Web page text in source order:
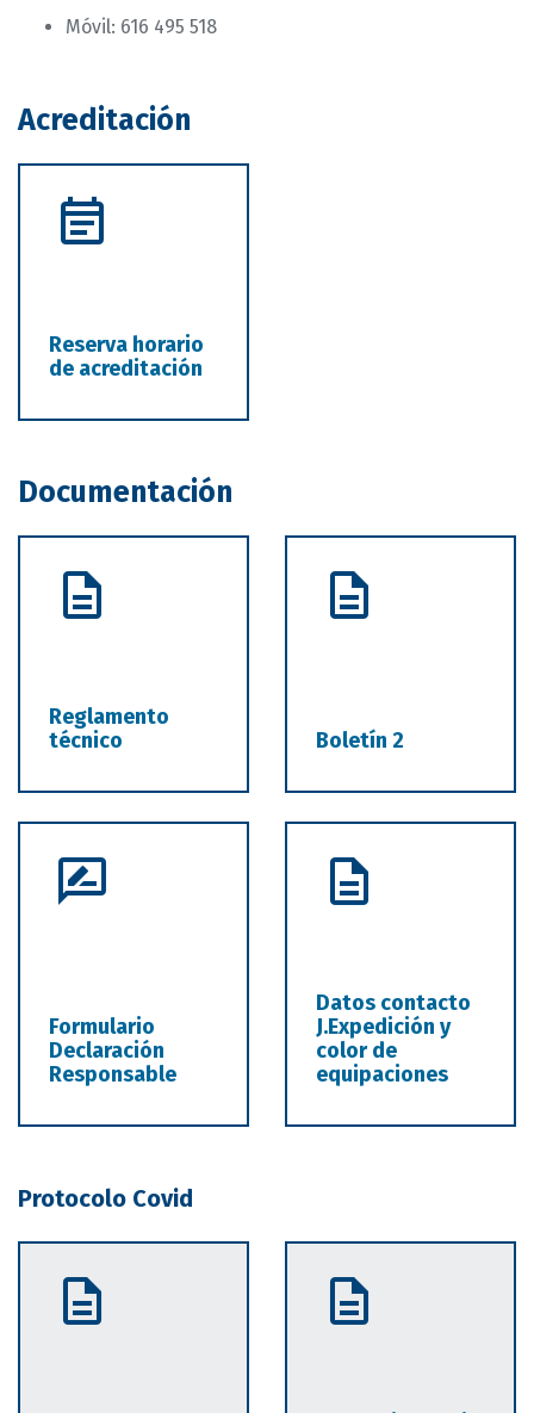
Móvil: 616 495 518
Acreditación
Reserva horario
de acreditación
Documentación
Reglamento
técnico
Boletín 2
Formulario
Declaración
Responsable
Datos contacto
J.Expedición y
color de
equipaciones
Protocolo Covid